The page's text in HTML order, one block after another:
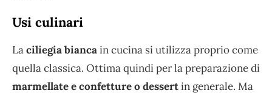
Usi culinari
Laciliegia biancain cucina si utilizza proprio come
quella classica. Ottima quindi per la preparazione di
marmellate e confetture o dessertin generale. Ma